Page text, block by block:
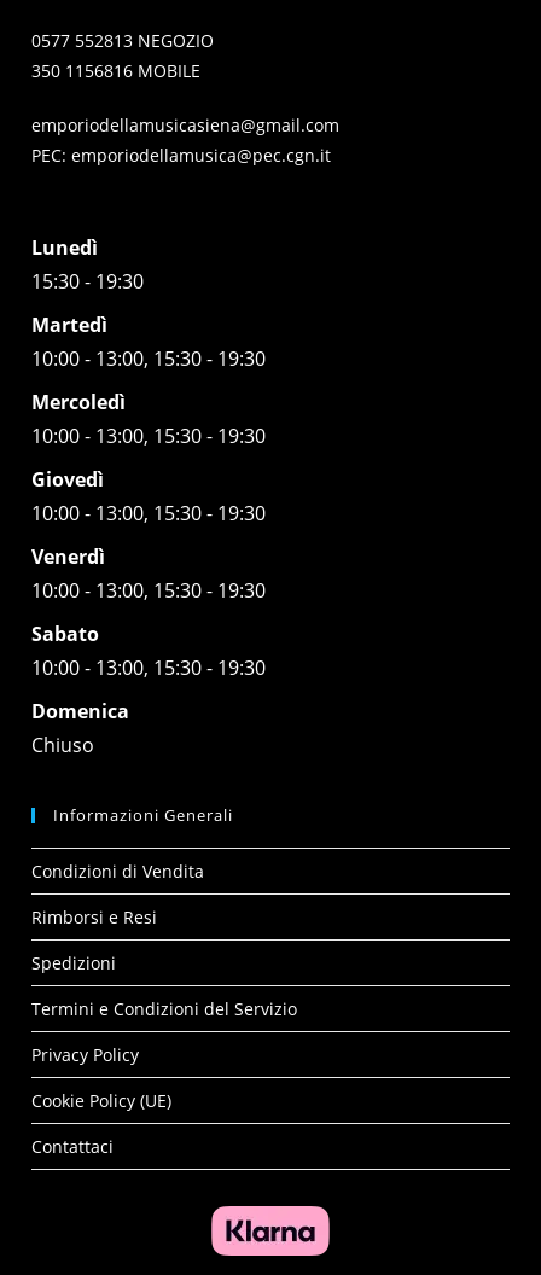
0577 552813 NEGOZIO
350 1156816 MOBILE
emporiodellamusicasiena@gmail.com
PEC:emporiodellamusica@pec.cgn.it
Lunedì
15:30 - 19:30
Martedì
10:00 - 13:00, 15:30 - 19:30
Mercoledì
10:00 - 13:00, 15:30 - 19:30
Giovedì
10:00 - 13:00, 15:30 - 19:30
Venerdì
10:00 - 13:00, 15:30 - 19:30
Sabato
10:00 - 13:00, 15:30 - 19:30
Domenica
Chiuso
Informazioni Generali
Condizioni di Vendita
Rimborsi e Resi
Spedizioni
Termini e Condizioni del Servizio
Privacy Policy
Cookie Policy (UE)
Contattaci